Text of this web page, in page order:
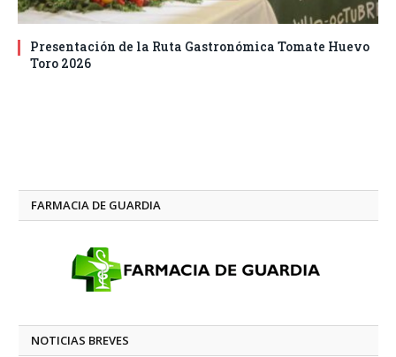
Presentación de la Ruta Gastronómica Tomate Huevo
Toro 2026
FARMACIA DE GUARDIA
NOTICIAS BREVES